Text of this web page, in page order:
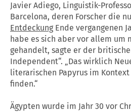
Javier Adiego, Linguistik-
Barcelona, deren Forscher die
EntdeckungEnde vergangenen
habe es sich aber vor allem um
gehandelt, sagte er der
Independent“. „Das wirklich
literarischen Papyrus im
finden.“
Ägypten wurde im Jahr 30 vor